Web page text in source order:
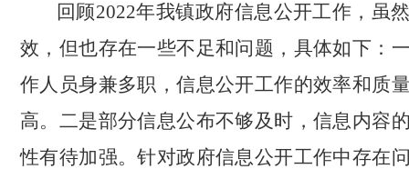
回顾2022年我镇政府信息公开工作，虽
效，但也存在一些不足和问题，具体如下：
作人员身兼多职，信息公开工作的效率和质
高。二是部分信息公布不够及时，信息内容
性有待加强。针对政府信息公开工作中存在